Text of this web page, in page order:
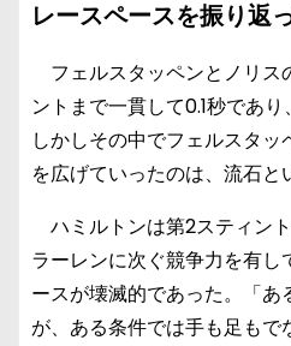
レースペースを振り返
フェルスタッペンとノリス
ントまで一貫して0.1秒であり
しかしその中でフェルスタ
を広げていったのは、流石と
ハミルトンは第2スティン
ラーレンに次ぐ競争力を有
ースが壊滅的であった。「あ
が、ある条件では手も足もで